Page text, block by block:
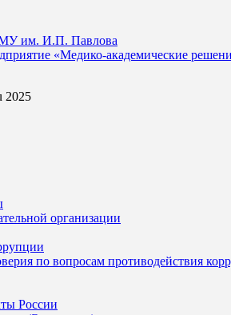
им. И.П. Павлова
«Медико-академические
2025
организации
по вопросам противодействия
России